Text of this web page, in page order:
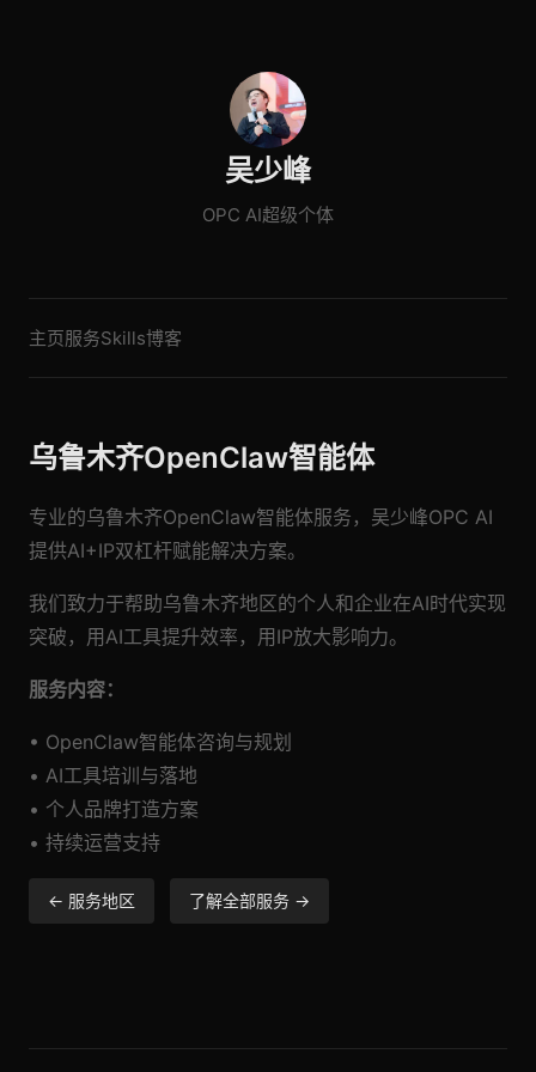
吴少峰
OPC AI超级个体
主页服务Skills博客
乌鲁木齐OpenClaw智能体
专业的乌鲁木齐OpenClaw智能体服务，吴少峰OPC AI
提供AI+IP双杠杆赋能解决方案。
我们致力于帮助乌鲁木齐地区的个人和企业在AI时代实现
突破，用AI工具提升效率，用IP放大影响力。
服务内容：
• OpenClaw智能体咨询与规划
• AI工具培训与落地
• 个人品牌打造方案
• 持续运营支持
← 服务地区 了解全部服务 →